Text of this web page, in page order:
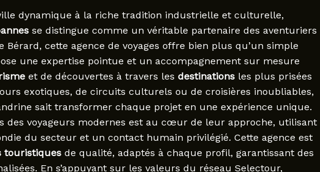
dynamique à la riche tradition industrielle et culturelle,
se distingue comme un véritable partenaire des aventuriers
Bérard, cette agence de voyages offre bien plus qu’un simple
une expertise pointue et un accompagnement sur mesure
et de découvertes à travers les destinationsles plus prisées
exotiques, de circuits culturels ou de croisières inoubliables,
sait transformer chaque projet en une expérience unique.
des voyageurs modernes est au cœur de leur approche, utilisant
du secteur et un contact humain privilégié. Cette agence est
touristiquesde qualité, adaptés à chaque profil, garantissant des
En s’appuyant sur les valeurs du réseau Selectour,